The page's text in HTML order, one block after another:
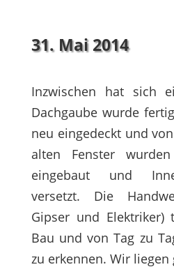
31. Mai 2014
Inzwischen hat sich
Dachgaube wurde
neu eingedeckt und
alten Fenster
eingebaut und
versetzt. Die
Gipser und
Bau und von Tag zu
zu erkennen. Wir